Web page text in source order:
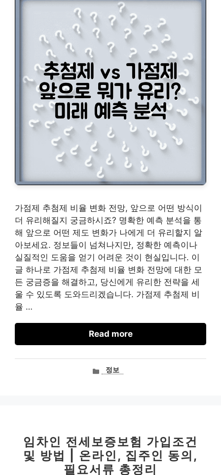
가점제 추첨제 비율 변화 전망, 앞으로 어떤 방식이
더 유리해질지 궁금하시죠? 명확한 예측 분석을 통
해 앞으로 어떤 제도 변화가 나에게 더 유리할지 알
아보세요. 정보들이 넘쳐나지만, 정확한 예측이나
실질적인 도움을 얻기 어려운 것이 현실입니다. 이
글 하나로 가점제 추첨제 비율 변화 전망에 대한 모
든 궁금증을 해결하고, 당신에게 유리한 전략을 세
울 수 있도록 도와드리겠습니다. 가점제 추첨제 비
율 …
Read more
카정보
임차인 전세보증보험 가입조건
및 방법 | 온라인, 집주인 동의,
필요서류 총정리